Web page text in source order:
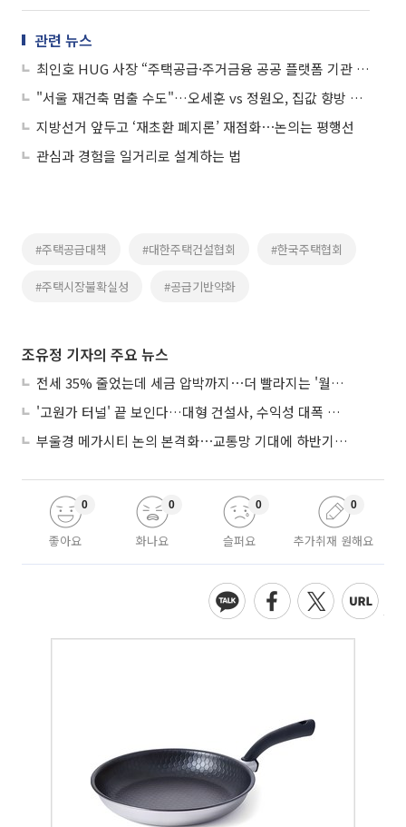
관련 뉴스
최인호 HUG 사장 “주택공급·주거금융 공공 플랫폼 기관 도약“
"서울 재건축 멈출 수도"…오세훈 vs 정원오, 집값 향방 갈렸다
지방선거 앞두고 ‘재초환 폐지론’ 재점화⋯논의는 평행선
관심과 경험을 일거리로 설계하는 법
#주택공급대책 #대한주택건설협회 #한국주택협회
#주택시장불확실성 #공급기반약화
조유정 기자의 주요 뉴스
전세 35% 줄었는데 세금 압박까지⋯더 빨라지는 '월세화'
'고원가 터널' 끝 보인다…대형 건설사, 수익성 대폭 개선
부울경 메가시티 논의 본격화⋯교통망 기대에 하반기 분양시장 '주목'
좋아요
0
화나요
0
슬퍼요
0
추가취재 원해요
0